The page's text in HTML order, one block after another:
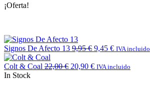
¡Oferta!
Signos De Afecto 13 9,95€ 9,45 € IVA incluido
Colt & Coal 22,00€ 20,90 € IVA incluido
In Stock